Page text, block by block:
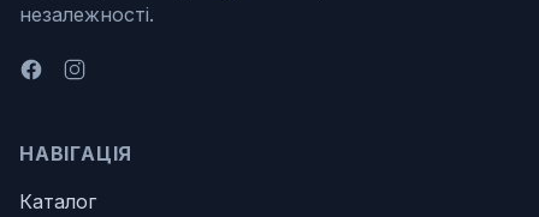
незалежності.
НАВІГАЦІЯ
Каталог